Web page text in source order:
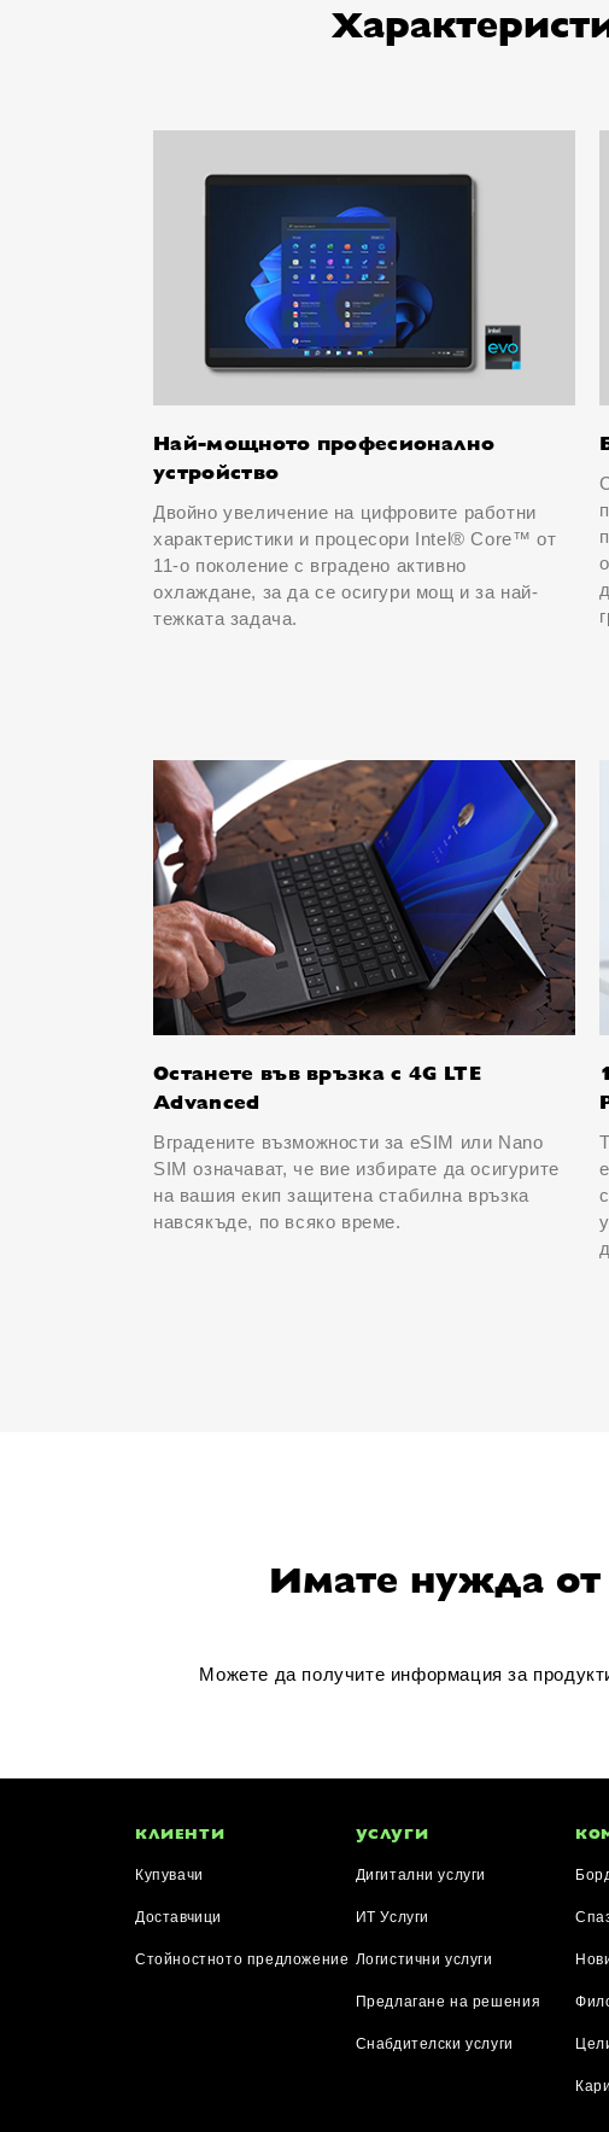
Най-мощното професионално
устройство
Двойно увеличение на цифровите работни
характеристики и процесори Intel® Core™ от
11-о поколение с вградено активно
охлаждане, за да се осигури мощ и за най-
тежката задача.
Останете във връзка с 4G LTE
Advanced
Вградените възможности за eSIM или Nano
SIM означават, че вие избирате да осигурите
на вашия екип защитена стабилна връзка
навсякъде, по всяко време.
Имате нужда от
Можете да получите информация за
КЛИЕНТИ
Купувачи
Доставчици
Стойностното предложение
УСЛУГИ
Дигитални услуги
ИТ Услуги
Логистични услуги
Предлагане на решения
Снабдителски услуги